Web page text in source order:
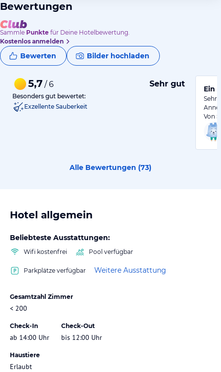
Bewertungen
Sammle Punkte für Deine Hotelbewertung.
Kostenlos anmelden
Bewerten Bilder hochladen
5,7 / 6 Sehr gut
Besonders gut bewertet:
Exzellente Sauberkeit
Ein
Sehr
Von
Alle Bewertungen (73)
Hotel allgemein
Beliebteste Ausstattungen:
Wifi kostenfrei Pool verfügbar
Parkplätze verfügbar Weitere Ausstattung
Gesamtzahl Zimmer
< 200
Check-In
ab 14:00 Uhr
Check-Out
bis 12:00 Uhr
Haustiere
Erlaubt